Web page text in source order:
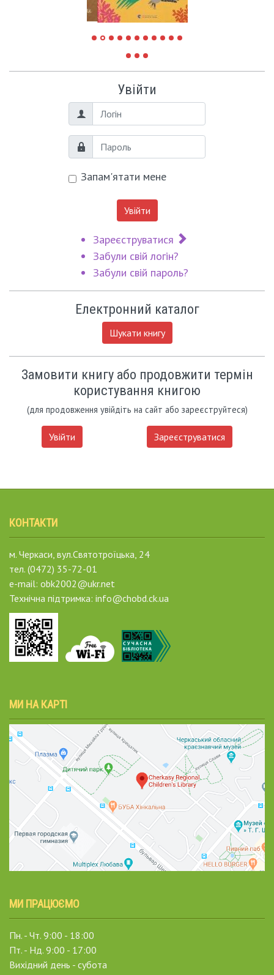
Увійти
Логін
Пароль
Запам'ятати мене
Увійти
Зареєструватися
Забули свій логін?
Забули свій пароль?
Електронний каталог
Шукати книгу
Замовити книгу або продовжити термін
користування книгою
(для продовження увійдіть на сайт або зареєструйтеся)
Увійти Зареєструватися
КОНТАКТИ
м. Черкаси, вул.Святотроїцька, 24
тел. (0472) 35-72-01
e-mail: obk2002@ukr.net
Технічна підтримка: info@chobd.ck.ua
МИ НА КАРТІ
МИ ПРАЦЮЄМО
Пн. - Чт. 9:00 - 18:00
Пт. - Нд. 9:00 - 17:00
Вихідний день - субота